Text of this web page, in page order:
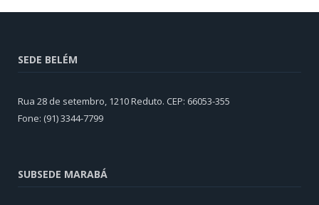
SEDE BELÉM
Rua 28 de setembro, 1210 Reduto. CEP: 66053-355
Fone: (91) 3344-7799
SUBSEDE MARABÁ